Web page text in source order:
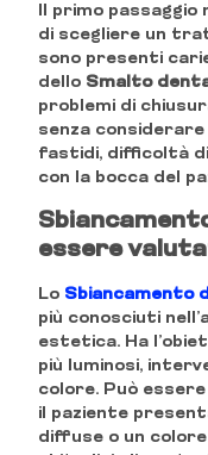
Il primo
di scegliere un
sono presenti
dello Smalto
problemi di
senza
fastidi, difficoltà
con la bocca del
essere
Lo Sbiancamento
più conosciuti
estetica. Ha
più luminosi,
colore. Può
il paziente
diffuse o un